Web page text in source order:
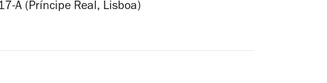
A (Príncipe Real, Lisboa)